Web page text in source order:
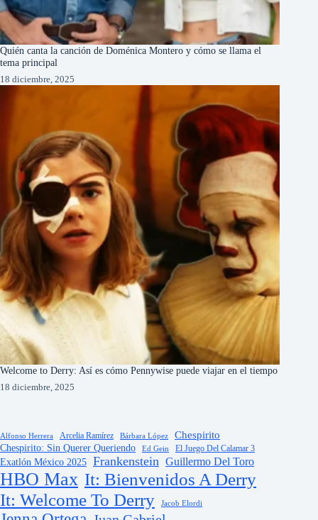
Quién canta la canción de Doménica Montero y cómo se llama el
tema principal
18 diciembre, 2025
Welcome to Derry: Así es cómo Pennywise puede viajar en el tiempo
18 diciembre, 2025
Alfonso Herrera Arcelia Ramírez Bárbara López Chespirito
Chespirito: Sin Querer Queriendo Ed Gein El Juego Del Calamar 3
Exatlón México 2025 Frankenstein Guillermo Del Toro
HBO Max It: Bienvenidos A Derry
It: Welcome To Derry
Jacob Elordi